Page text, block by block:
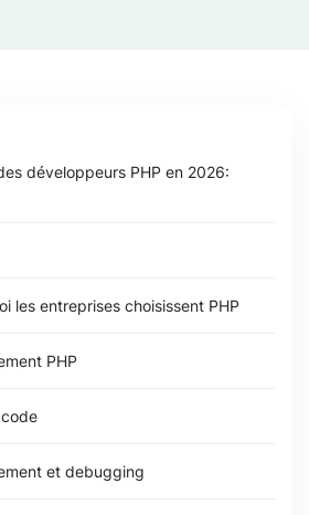
développeurs PHP en 2026:
les entreprises choisissent PHP
PHP
et debugging